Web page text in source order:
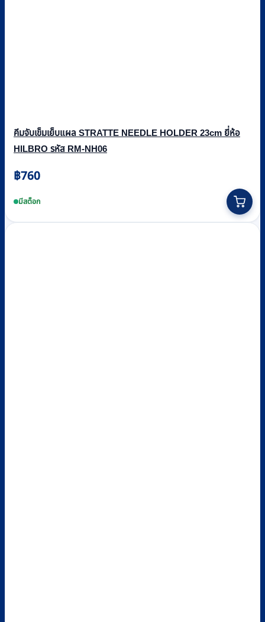
คีมจับเข็มเย็บแผล STRATTE NEEDLE HOLDER 23cm ยี่ห้อ
HILBRO รหัส RM-NH06
฿760
มีสต็อก